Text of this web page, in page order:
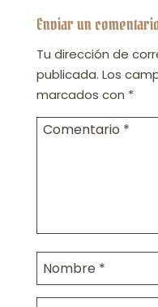
Enviar un
Tu dirección de
publicada. Los
marcados con *